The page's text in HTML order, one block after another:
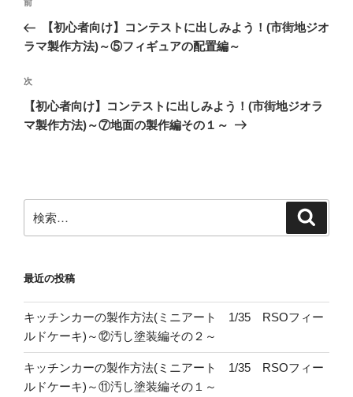
ナ
ゲ
ー
シ
前
の
投
前
【初心者向け】コンテストに出しみよう！(市街地ジオ
ラマ製作方法)～⑤フィギュアの配置編～
次
の
投
次
【初心者向け】コンテストに出しみよう！(市街地ジオラ
マ製作方法)～⑦地面の製作編その１～
索:
最近の投稿
キッチンカーの製作方法(ミニアート 1/35 RSOフィー
ルドケーキ)～⑫汚し塗装編その２～
キッチンカーの製作方法(ミニアート 1/35 RSOフィー
ルドケーキ)～⑪汚し塗装編その１～